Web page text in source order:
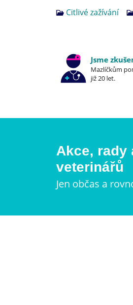
Citlivé zažívání
Jsme
Mazlíčkům
již 20 let.
Akce, rady
veterinářů
Jen občas a